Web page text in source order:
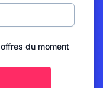
du moment